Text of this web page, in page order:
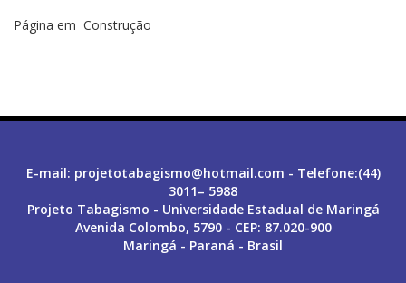
Página em Construção
E-mail: projetotabagismo@hotmail.com - Telefone:(44)
3011– 5988
Projeto Tabagismo - Universidade Estadual de Maringá
Avenida Colombo, 5790 - CEP: 87.020-900
Maringá - Paraná - Brasil